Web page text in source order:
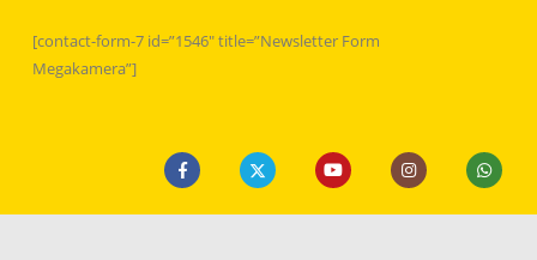
[contact-form-7 id=”1546″ title=”Newsletter Form
Megakamera”]